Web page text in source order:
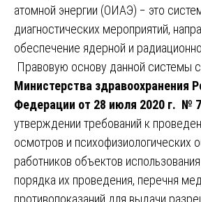
атомной энергии (ОИАЭ) − это
диагностических мероприятий,
обеспечение ядерной и
Правовую основу данной системы
Министерства здравоохранения
Федерации от 28 июля 2020 г. №
утверждении требований к
осмотров и психофизиологических
работников объектов
порядка их проведения, перечня
противопоказаний для выдачи